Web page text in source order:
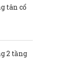
tân cổ
2 tầng